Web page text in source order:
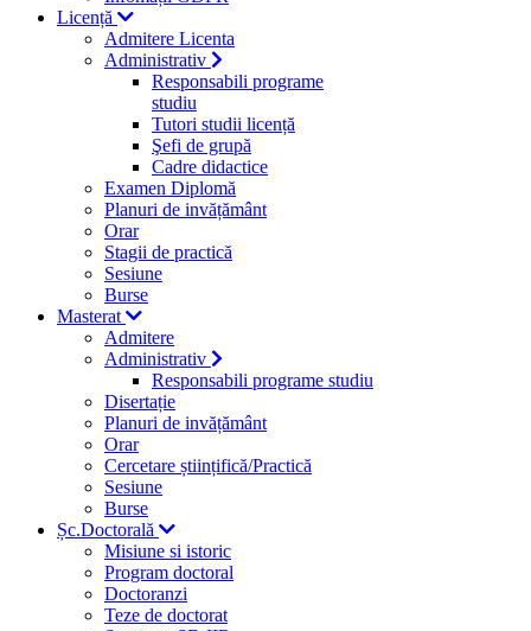
Licență
Admitere Licenta
Administrativ
Responsabili programe
studiu
Tutori studii licență
Şefi de grupă
Cadre didactice
Examen Diplomă
Planuri de invățământ
Orar
Stagii de practică
Sesiune
Burse
Masterat
Admitere
Administrativ
Responsabili programe studiu
Disertație
Planuri de invățământ
Orar
Cercetare științifică/Practică
Sesiune
Burse
Șc.Doctorală
Misiune si istoric
Program doctoral
Doctoranzi
Teze de doctorat